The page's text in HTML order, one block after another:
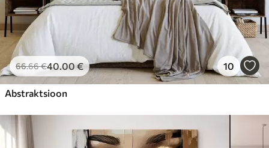
66.66€40.00€ 10
Abstraktsioon